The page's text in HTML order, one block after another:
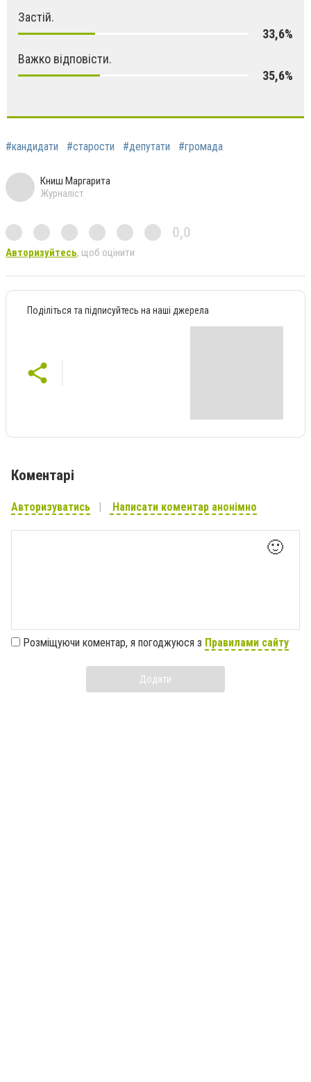
Застій.
33,6%
Важко відповісти.
35,6%
#кандидати #старости #депутати #громада
Книш Маргарита
Журналіст
0,0
Авторизуйтесь, щоб оцінити
Поділіться та підписуйтесь на наші джерела
Коментарі
Авторизуватись Написати коментар анонімно
🙂
Розміщуючи коментар, я погоджуюся з Правилами сайту
Додати